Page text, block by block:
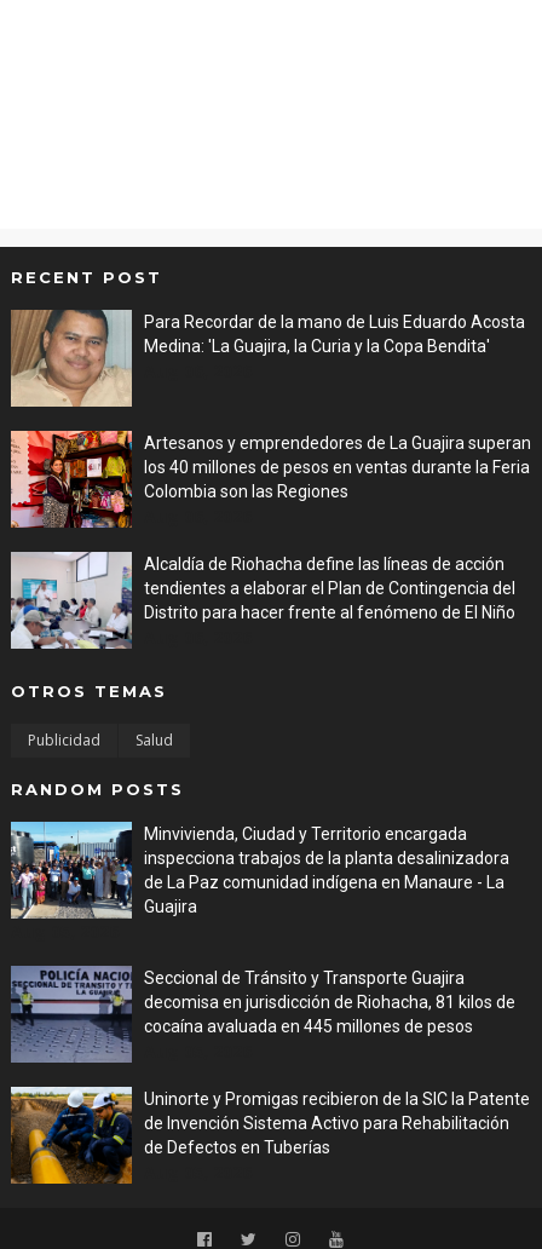
RECENT POST
Para Recordar de la mano de Luis Eduardo Acosta
Medina: 'La Guajira, la Curia y la Copa Bendita'
Artesanos y emprendedores de La Guajira superan
los 40 millones de pesos en ventas durante la Feria
Colombia son las Regiones
Alcaldía de Riohacha define las líneas de acción
tendientes a elaborar el Plan de Contingencia del
Distrito para hacer frente al fenómeno de El Niño
OTROS TEMAS
Publicidad Salud
RANDOM POSTS
Minvivienda, Ciudad y Territorio encargada
inspecciona trabajos de la planta desalinizadora
de La Paz comunidad indígena en Manaure - La
Guajira
Seccional de Tránsito y Transporte Guajira
decomisa en jurisdicción de Riohacha, 81 kilos de
cocaína avaluada en 445 millones de pesos
Uninorte y Promigas recibieron de la SIC la Patente
de Invención Sistema Activo para Rehabilitación
de Defectos en Tuberías